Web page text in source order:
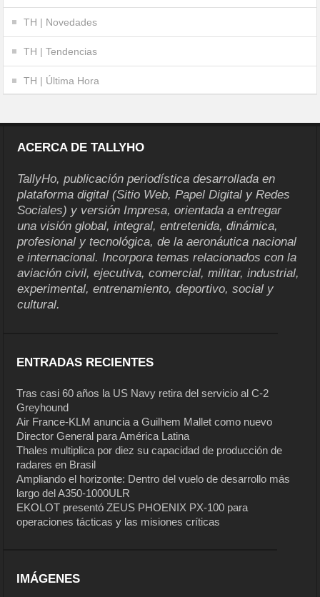
TH | Novedades
TH | Tendencias
TH | Última Hora
ACERCA DE TALLYHO
TallyHo, publicación periodística desarrollada en
plataforma digital (Sitio Web, Papel Digital y Redes
Sociales) y versión Impresa, orientada a entregar
una visión global, integral, entretenida, dinámica,
profesional y tecnológica, de la aeronáutica nacional
e internacional. Incorpora temas relacionados con la
aviación civil, ejecutiva, comercial, militar, industrial,
experimental, entrenamiento, deportivo, social y
cultural.
ENTRADAS RECIENTES
Tras casi 60 años la US Navy retira del servicio al C-2
Greyhound
Air France-KLM anuncia a Guilhem Mallet como nuevo
Director General para América Latina
Thales multiplica por diez su capacidad de producción de
radares en Brasil
Ampliando el horizonte: Dentro del vuelo de desarrollo más
largo del A350-1000ULR
EKOLOT presentó ZEUS PHOENIX PX-100 para
operaciones tácticas y las misiones críticas
IMÁGENES